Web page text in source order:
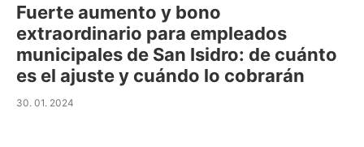
Fuerte aumento y bono
extraordinario para empleados
municipales de San Isidro: de cuánto
es el ajuste y cuándo lo cobrarán
30. 01. 2024